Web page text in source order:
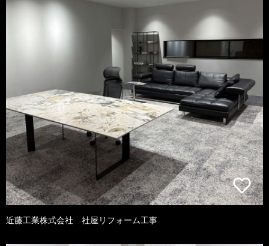
近藤工業株式会社 社屋リフォーム工事